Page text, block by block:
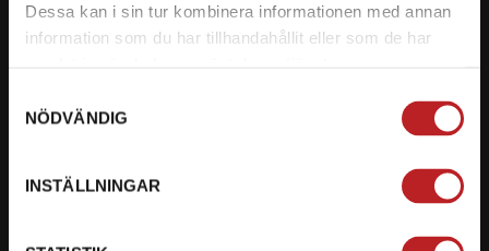
Dessa kan i sin tur kombinera informationen med annan
information som du har tillhandahållit eller som de har
NÖDVÄNDIG
INSTÄLLNINGAR
Org. nummer: 5566689278